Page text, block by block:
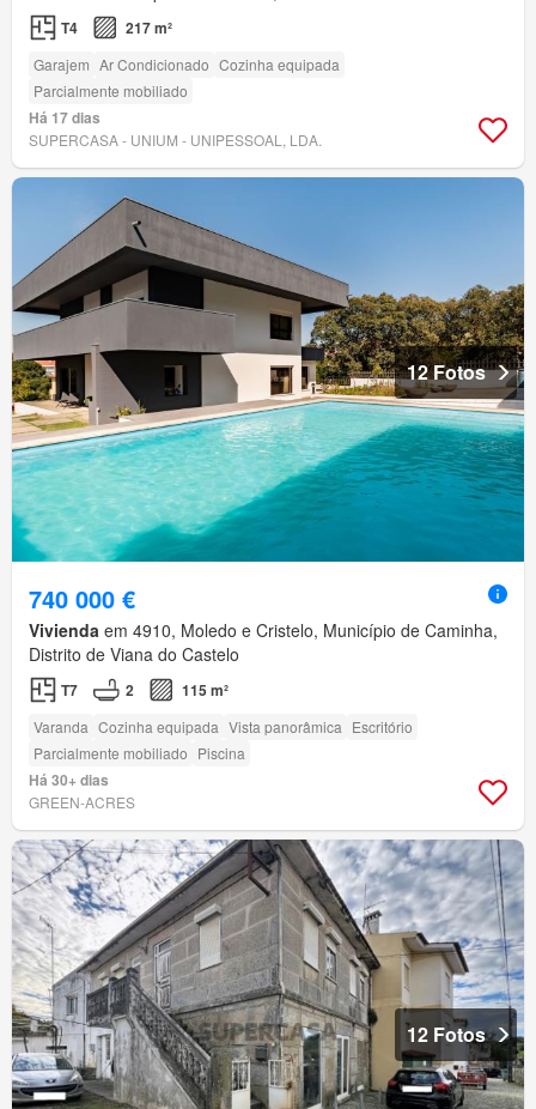
T4 217 m²
Garajem Ar Condicionado Cozinha equipada
Parcialmente mobiliado
Há 17 dias
SUPERCASA - UNIUM - UNIPESSOAL, LDA.
12 Fotos
740 000 €
Vivienda em 4910, Moledo e Cristelo, Município de Caminha,
Distrito de Viana do Castelo
T7 2 115 m²
Varanda Cozinha equipada Vista panorâmica Escritório
Parcialmente mobiliado Piscina
Há 30+ dias
GREEN-ACRES
12 Fotos